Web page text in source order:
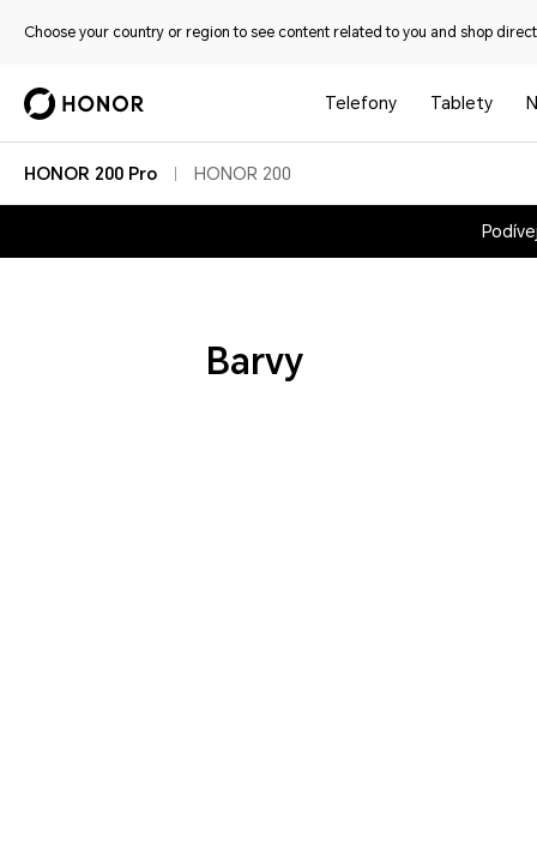
Choose your country or region to see content related to you and shop
Telefony Tablety
HONOR 200 Pro HONOR 200
Barvy